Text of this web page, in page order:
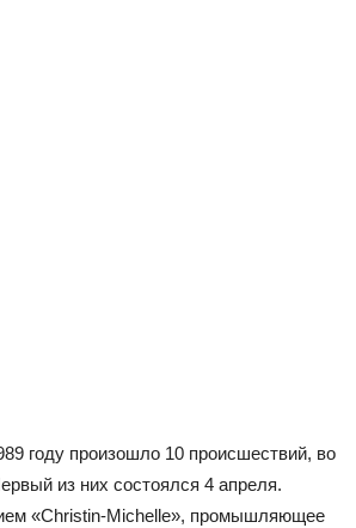
году произошло 10 происшествий, во
из них состоялся 4 апреля.
«Christin-Michelle», промышляющее